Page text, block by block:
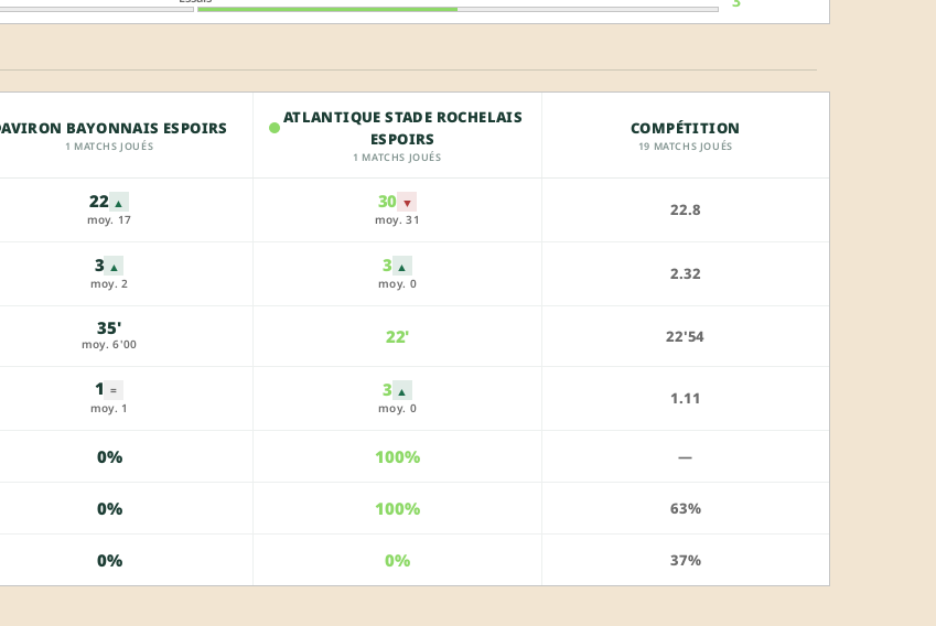
AVIRON BAYONNAIS ESPOIRS
1 MATCHS JOUÉS
ATLANTIQUE STADE ROCHELAIS
ESPOIRS
1 MATCHS JOUÉS
COMPÉTITION
19 MATCHS JOUÉS
22 ▲
moy. 17
30 ▼
moy. 31 22.8
3 ▲
moy. 2
3 ▲
moy. 0 2.32
35'
moy. 6'00 22' 22'54
1 =
moy. 1
3 ▲
moy. 0 1.11
0% 100% —
0% 100% 63%
0% 0% 37%